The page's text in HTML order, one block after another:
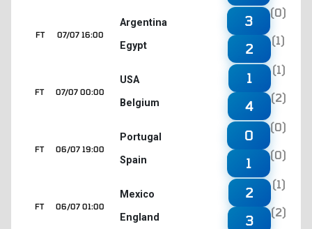
07/07 16:00
FT
Argentina
Egypt
3
(0)
2
(1)
07/07 00:00
FT
USA
Belgium
1
(1)
4
(2)
06/07 19:00
FT
Portugal
Spain
0
(0)
1
(0)
06/07 01:00
FT
Mexico
England
2
(1)
3
(2)